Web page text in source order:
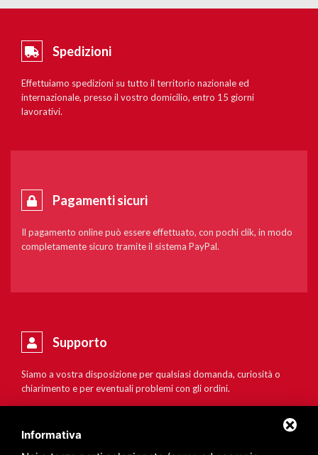
Spedizioni
Effettuiamo spedizioni su tutto il territorio nazionale ed
internazionale, presso il vostro domicilio, entro 15 giorni
lavorativi.
Pagamenti sicuri
Il pagamento online può essere effettuato, con pochi clik, in modo
completamente sicuro tramite il sistema PayPal.
Supporto
Siamo a vostra disposizione per qualsiasi domanda, curiosità o
chiarimento e per eventuali problemi con gli ordini.
Informativa